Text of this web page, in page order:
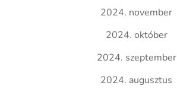
2024. november
2024. október
2024. szeptember
2024. augusztus